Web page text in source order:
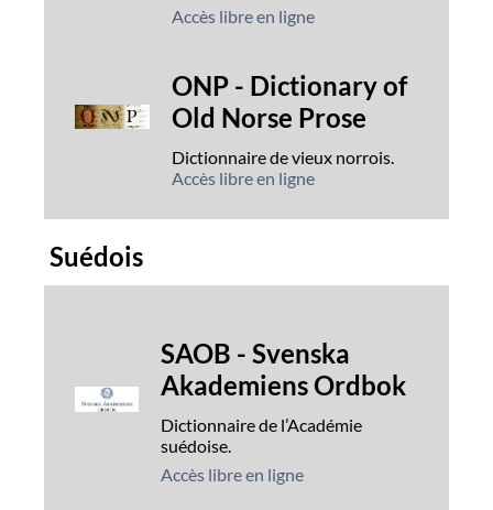
Accès libre en ligne
ONP - Dictionary of
Old Norse Prose
Dictionnaire de vieux norrois.
Accès libre en ligne
Suédois
SAOB - Svenska
Akademiens Ordbok
Dictionnaire de l’Académie
suédoise.
Accès libre en ligne